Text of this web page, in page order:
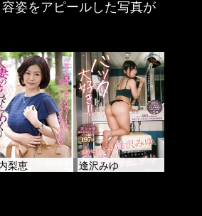
姿をアピールした写真が
梨恵 逢沢みゆ